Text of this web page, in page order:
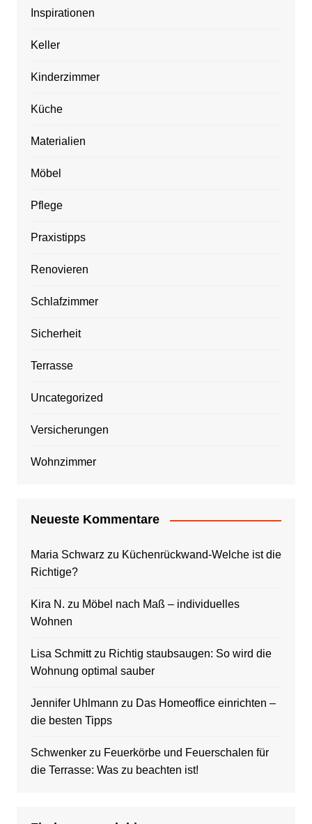
Inspirationen
Keller
Kinderzimmer
Küche
Materialien
Möbel
Pflege
Praxistipps
Renovieren
Schlafzimmer
Sicherheit
Terrasse
Uncategorized
Versicherungen
Wohnzimmer
Neueste Kommentare
Maria Schwarz zu Küchenrückwand-Welche ist die
Richtige?
Kira N. zu Möbel nach Maß – individuelles
Wohnen
Lisa Schmittzu Richtig staubsaugen: So wird die
Wohnung optimal sauber
Jennifer Uhlmann zu Das Homeoffice einrichten –
die besten Tipps
Schwenkerzu Feuerkörbe und Feuerschalen für
die Terrasse: Was zu beachten ist!